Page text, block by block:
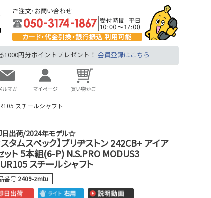
円分ポイントプレゼント！ 会員登録はこちら
スチールシャフト
出荷/2024年モデル☆
スタムスペック】ブリヂストン 242CB+ アイア
ット 5本組(6-P) N.S.PRO MODUS3
スチールシャフト
番号2409-zmtu